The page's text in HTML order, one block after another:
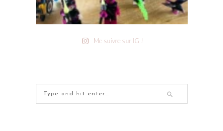
Me suivre sur IG !